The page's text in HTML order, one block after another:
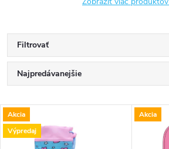
Filtrovať
R
a
d
Najpredávanejšie
Najdrahšie
Abecedne
V
Akcia
Výpredaj
Akcia